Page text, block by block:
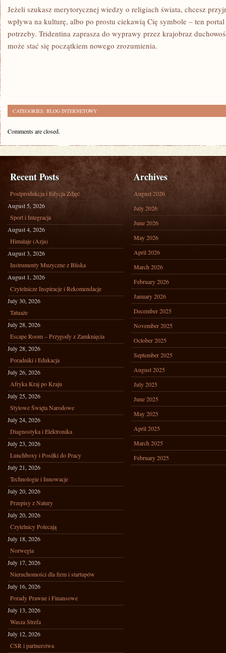
Jeżeli szukasz merytorycznej wiedzy o religiach świata, chcesz
wpływa na kulturę, albo po prostu ciekawią Cię symbole – ten portal
potrzeby. Tridentina zaprasza do wyprawy przez krajobraz
może stać się początkiem nowego zrozumienia.
CATEGORIES: BLOG INTERNETOWY
Comments are closed.
Recent Posts
Postprodukcja i Edycja Zdjęć
August 5, 2026
Sport i Integracja
August 4, 2026
Himalaje (Azja)
August 3, 2026
Instrumenty Muzyczne z Bliska
August 1, 2026
Czytelnicze Inspiracje i Rekomendacje
July 30, 2026
Tatuaże
July 28, 2026
Escape Room – Przygody z Zamknięcia
July 28, 2026
Poradniki i Edukacja
July 26, 2026
Afryka Kraj po Kraju
July 25, 2026
Stylowe Święta Narodowe
July 24, 2026
Diagnostyka i Elektronika
July 23, 2026
Lunchboxy i Posiłki do Pracy
July 21, 2026
Technologie i Innowacje
July 20, 2026
Przepisy z Natury
July 20, 2026
Czytelnicy Polecają
July 18, 2026
Norwegia
July 17, 2026
Nieruchomości dla firm i startupów
July 16, 2026
Porady Prawne i Finansowe
July 13, 2026
Wasza Strefa
July 12, 2026
CSR i partnerstwa
Archives
August 2026
July 2026
June 2026
May 2026
April 2026
March 2026
February 2026
January 2026
December 2025
November 2025
October 2025
September 2025
August 2025
July 2025
June 2025
May 2025
April 2025
March 2025
February 2025